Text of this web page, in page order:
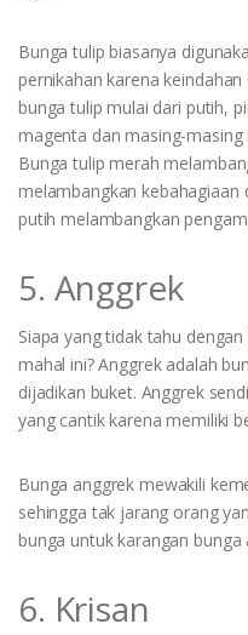
Bunga tulip biasanya
pernikahan karena
bunga tulip mulai dari putih,
magenta dan masing-
Bunga tulip merah
melambangkan kebahagiaan
putih melambangkan
5. Anggrek
Siapa yang tidak tahu
mahal ini? Anggrek adalah
dijadikan buket. Anggrek
yang cantik karena memiliki
Bunga anggrek mewakili
sehingga tak jarang orang
bunga untuk karangan bunga
6. Krisan